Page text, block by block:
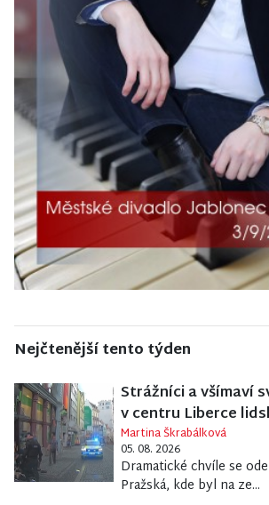
Nejčtenější tento týden
Strážníci a všímaví
v centru Liberce
Martina Škrabálková
05. 08. 2026
Dramatické chvíle se
Pražská, kde byl na ze...